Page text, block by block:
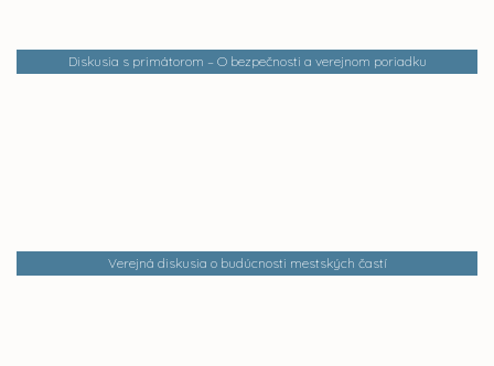
Diskusia s primátorom – O bezpečnosti a verejnom poriadku
Verejná diskusia o budúcnosti mestských častí